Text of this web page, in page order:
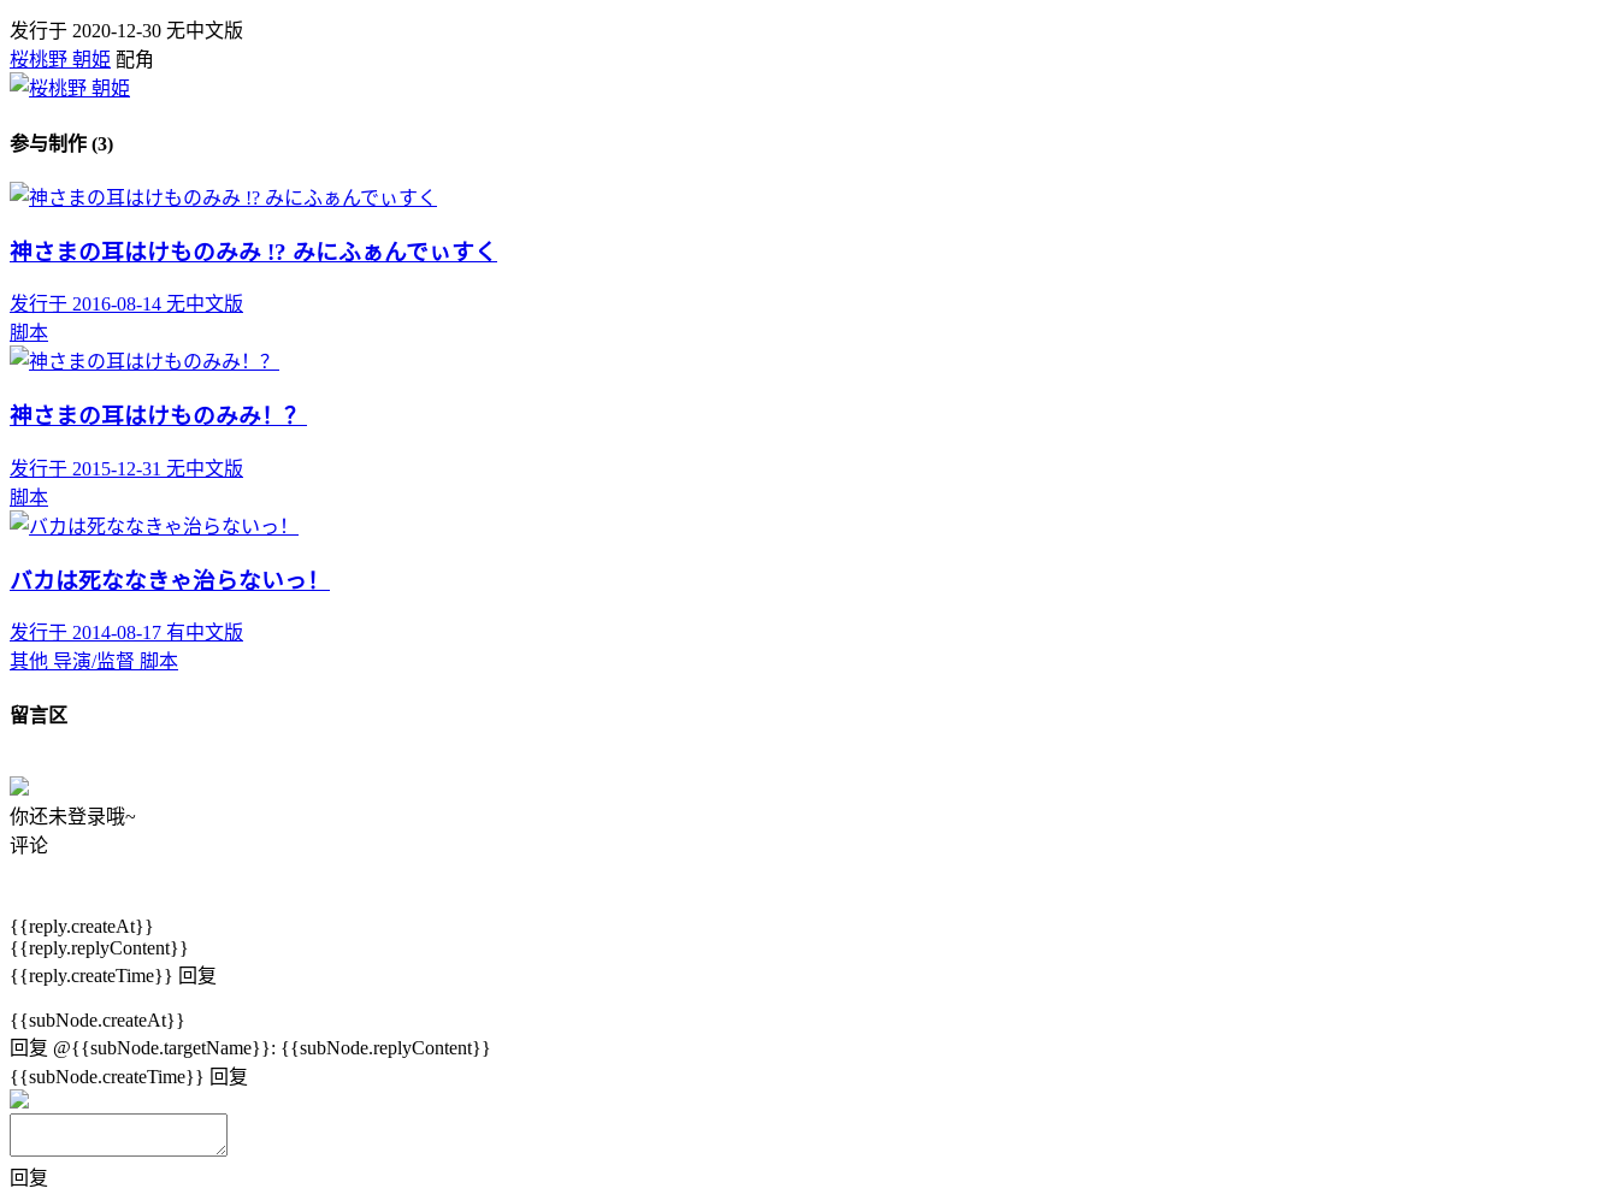
发行于 2020-12-30 无中文版
桜桃野 朝姫 配角
参与制作 (3)
神さまの耳はけものみみ !? みにふぁんでぃすく
发行于 2016-08-14 无中文版
脚本
神さまの耳はけものみみ！？
发行于 2015-12-31 无中文版
脚本
バカは死ななきゃ治らないっ！
发行于 2014-08-17 有中文版
其他 导演/监督 脚本
留言区
你还未登录哦~
评论
{{reply.createAt}}
{{reply.replyContent}}
{{reply.createTime}} 回复
{{subNode.createAt}}
回复 @{{subNode.targetName}}: {{subNode.replyContent}}
{{subNode.createTime}} 回复
回复